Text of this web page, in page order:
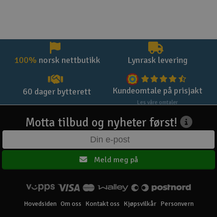
100% norsk nettbutikk Lynrask levering
60 dager bytterett Kundeomtale på prisjakt
Les våre omtaler
Motta tilbud og nyheter først!
Meld meg på
Hovedsiden Om oss Kontakt oss Kjøpsvilkår Personvern